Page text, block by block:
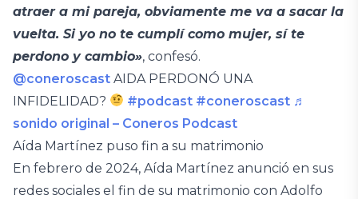
atraer a mi pareja, obviamente me va a sacar la
vuelta. Si yo no te cumplí como mujer, sí te
perdono y cambio», confesó.
@coneroscast AIDA PERDONÓ UNA
INFIDELIDAD?
#podcast #coneroscast ♬
sonido original – Coneros Podcast
Aída Martínez puso fin a su matrimonio
En febrero de 2024, Aída Martínez anunció en sus
redes sociales el fin de su matrimonio con Adolfo